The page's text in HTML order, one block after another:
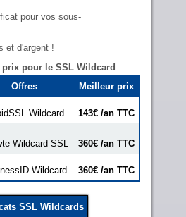
pour vos sous-
et d'argent !
pour le SSL Wildcard
Offres Meilleur prix
Wildcard 143€ /an TTC
Wildcard SSL 360€ /an TTC
Wildcard 360€ /an TTC
SSL Wildcards